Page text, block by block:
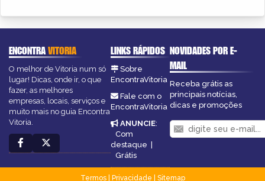
ENCONTRAVITORIA
O melhor de Vitoria num só
lugar! Dicas, onde ir, o que
fazer, as melhores
empresas, locais, serviços e
muito mais no guia Encontra
Vitoria.
LINKS RÁPIDOS
Sobre
EncontraVitoria
Fale com o
EncontraVitoria
ANUNCIE:
Com
destaque |
Grátis
NOVIDADES POR E-
MAIL
Receba grátis as
principais notícias,
dicas e promoções
Termos| Privacidade
Sitemap